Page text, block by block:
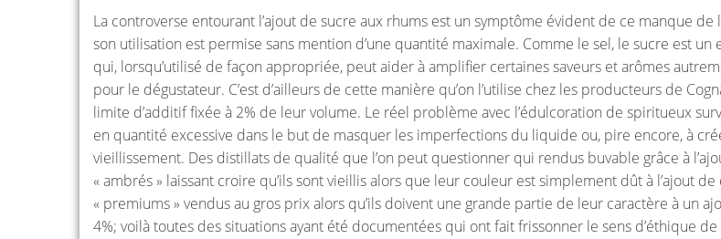
La controverse entourant l’ajout de sucre aux rhums est un symptôme évident de ce manque de
son utilisation est permise sans mention d’une quantité maximale. Comme le sel, le sucre est un
qui, lorsqu’utilisé de façon appropriée, peut aider à amplifier certaines saveurs et arômes
pour le dégustateur. C’est d’ailleurs de cette manière qu’on l’utilise chez les producteurs de
limite d’additif fixée à 2% de leur volume. Le réel problème avec l’édulcoration de spiritueux
en quantité excessive dans le but de masquer les imperfections du liquide ou, pire encore, à
vieillissement. Des distillats de qualité que l’on peut questionner qui rendus buvable grâce à
« ambrés » laissant croire qu’ils sont vieillis alors que leur couleur est simplement dût à l’ajout
« premiums » vendus au gros prix alors qu’ils doivent une grande partie de leur caractère à un
4%; voilà toutes des situations ayant été documentées qui ont fait frissonner le sens d’éthique de